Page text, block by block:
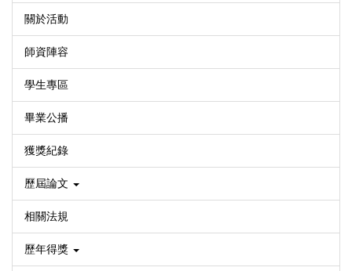
關於活動
師資陣容
學生專區
畢業公播
獲獎紀錄
歷屆論文
相關法規
歷年得獎